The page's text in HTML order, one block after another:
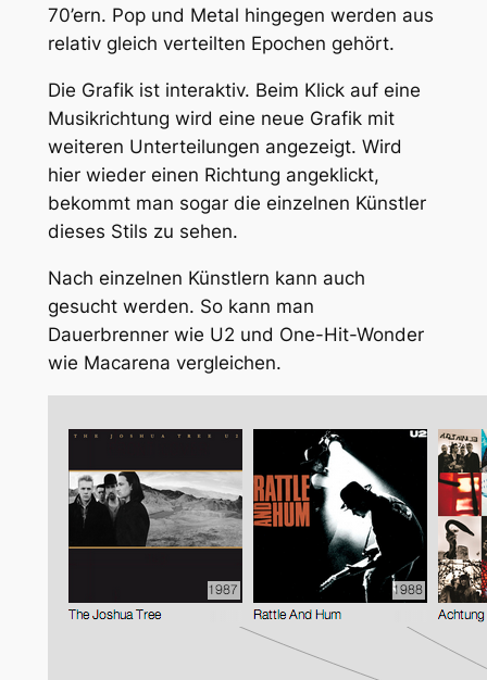
70’ern. Pop und Metal hingegen werden aus
relativ gleich verteilten Epochen gehört.
Die Grafik ist interaktiv. Beim Klick auf eine
Musikrichtung wird eine neue Grafik mit
weiteren Unterteilungen angezeigt. Wird
hier wieder einen Richtung angeklickt,
bekommt man sogar die einzelnen Künstler
dieses Stils zu sehen.
Nach einzelnen Künstlern kann auch
gesucht werden. So kann man
Dauerbrenner wie U2 und One-Hit-Wonder
wie Macarena vergleichen.